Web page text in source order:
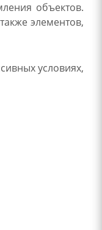
объектов.
элементов,
условиях,